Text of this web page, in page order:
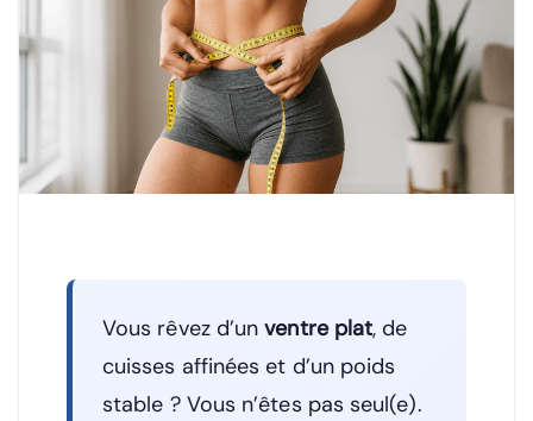
Vous rêvez d’unventre plat, de
cuisses affinées et d’un poids
stable ? Vous n’êtes pas seul(e).